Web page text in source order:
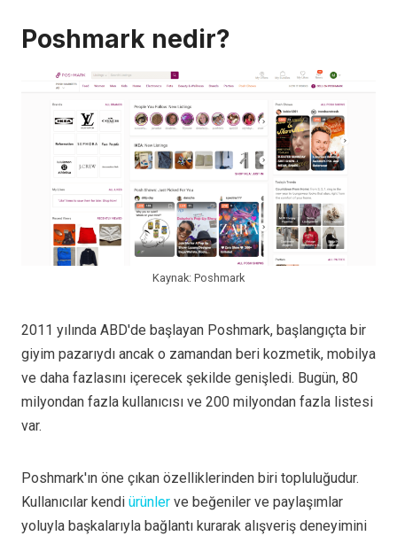
Poshmark nedir?
Kaynak: Poshmark
2011 yılında ABD'de başlayan Poshmark, başlangıçta bir
giyim pazarıydı ancak o zamandan beri kozmetik, mobilya
ve daha fazlasını içerecek şekilde genişledi. Bugün, 80
milyondan fazla kullanıcısı ve 200 milyondan fazla listesi
var.
Poshmark'ın öne çıkan özelliklerinden biri topluluğudur.
Kullanıcılar kendi ürünler ve beğeniler ve paylaşımlar
yoluyla başkalarıyla bağlantı kurarak alışveriş deneyimini